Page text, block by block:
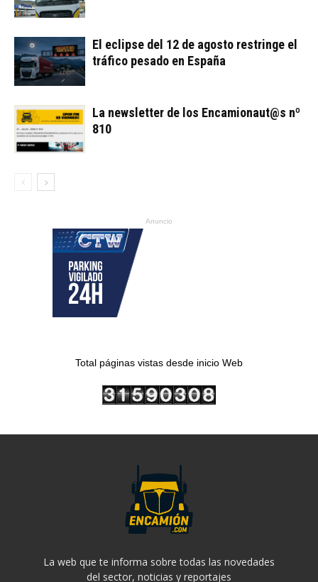
El eclipse del 12 de agosto restringe el
tráfico pesado en España
La newsletter de los Encamionaut@s nº
810
Anuncio
Total páginas vistas desde inicio Web
La web que te informa sobre todas las novedades
del sector, noticias y reportajes